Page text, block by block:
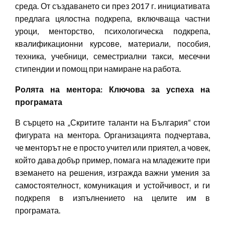
среда. От създаването си през 2017 г. инициативата
предлага цялостна подкрепа, включваща частни
уроци, менторство, психологическа подкрепа,
квалификационни курсове, материали, пособия,
техника, учебници, семестриални такси, месечни
стипендии и помощ при намиране на работа.
Ролята на ментора: Ключова за успеха на
програмата
В сърцето на „Скритите таланти на България“ стои
фигурата на ментора. Организацията подчертава,
че менторът не е просто учител или приятел, а човек,
който дава добър пример, помага на младежите при
вземането на решения, изгражда важни умения за
самостоятелност, комуникация и устойчивост, и ги
подкрепя в изпълнението на целите им в
програмата.